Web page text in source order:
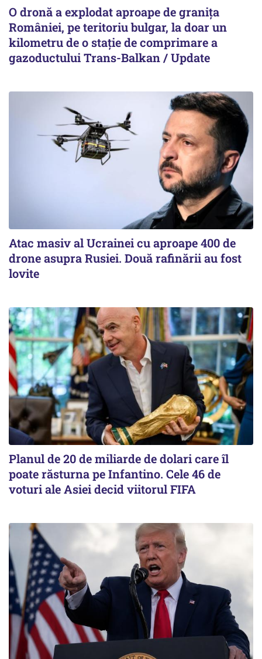
O dronă a explodat aproape de granița
României, pe teritoriu bulgar, la doar un
kilometru de o stație de comprimare a
gazoductului Trans-Balkan / Update
Atac masiv al Ucrainei cu aproape 400 de
drone asupra Rusiei. Două rafinării au fost
lovite
Planul de 20 de miliarde de dolari care îl
poate răsturna pe Infantino. Cele 46 de
voturi ale Asiei decid viitorul FIFA